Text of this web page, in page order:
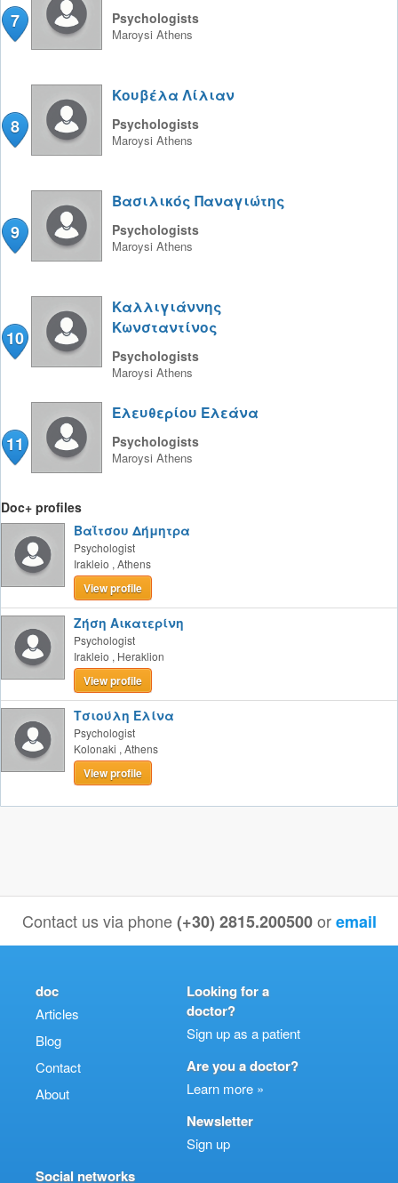
7 Psychologists
Maroysi Athens
8
Κουβέλα Λίλιαν
Psychologists
Maroysi Athens
9
Βασιλικός Παναγιώτης
Psychologists
Maroysi Athens
10
Καλλιγιάννης
Κωνσταντίνος
Psychologists
Maroysi Athens
11
Ελευθερίου Ελεάνα
Psychologists
Maroysi Athens
Doc+ profiles
Βαΐτσου Δήμητρα
Psychologist
Irakleio , Athens
View profile
Ζήση Αικατερίνη
Psychologist
Irakleio , Heraklion
View profile
Τσιούλη Ελίνα
Psychologist
Kolonaki , Athens
View profile
Contact us via phone(+30) 2815.200500 oremail
doc
Articles
Blog
Contact
About
Looking for a
doctor?
Sign up as a patient
Are you a doctor?
Learn more »
Newsletter
Sign up
Social networks